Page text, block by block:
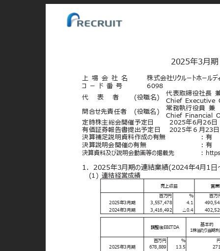
2025年3月
上 場 会 社 名
コ ー ド 番 号
株式会社リクルートホールデ
6098
代表取締役社
Chief
常務執行役員
代 表 者
(役職名)
問合せ先責任者 (役職名)
定時株主総会開催予定日
Chief Financial
2025年6月26
有価証券報告書提出予定日 2025年６
決算補足説明資料作成の有無
決算説明会開催の有無
: 有
: 有
:
決算資料及び説明会動画等の掲載先
1．2025年3月期の連結業績(2024年4月1
(1) 連結経営成績
売上収益
営
百万円
%
4.1
百
2025年3月期
2024年3月期
3,557,478
3,416,492 △0.4
基本的
1株当たり当期
調整後EBITDA
百万円 ％
2025年3月期
678,889
13.5